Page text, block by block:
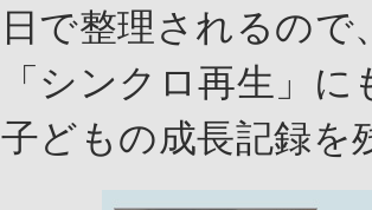
日で整理されるの
「シンクロ再生」
子どもの成長記録を